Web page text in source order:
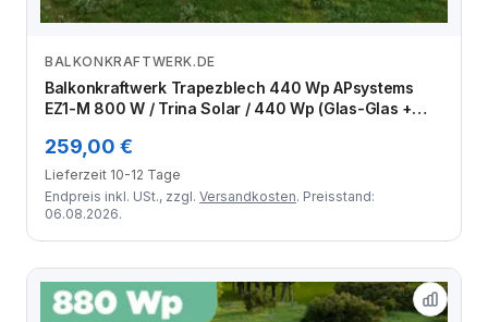
Zum Angebot
BALKONKRAFTWERK.DE
Balkonkraftwerk Trapezblech 440 Wp APsystems
EZ1-M 800 W / Trina Solar / 440 Wp (Glas-Glas +
Modul
259,00 €
Lieferzeit 10-12 Tage
Endpreis inkl. USt., zzgl. Versandkosten. Preisstand:
06.08.2026.